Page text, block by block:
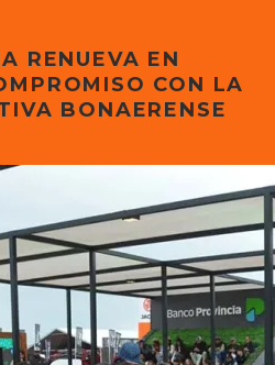
RENUEVA EN
CON LA
BONAERENSE